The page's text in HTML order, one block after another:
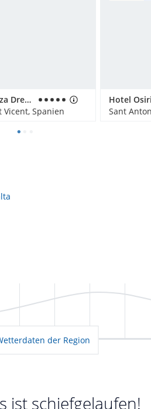
El Somni Ibiza Dream Hotel by Grupotel
Vicent, Spanien
Hotel
der Region
ist schiefgelaufen!